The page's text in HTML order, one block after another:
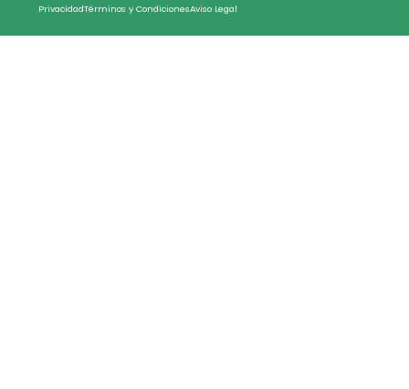
PrivacidadTérminos y CondicionesAviso Legal